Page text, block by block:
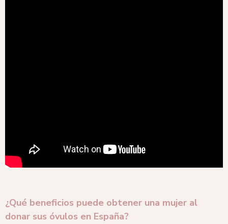
¿Qué beneficios puede obtener una mujer al
donar sus óvulos en España?